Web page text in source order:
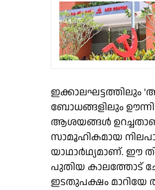
ഇക്കാലഘട്ടത്തിലും
ബോധങ്ങളിലും
ആശയങ്ങൾ
സാമൂഹികമായ
യാഥാർഥ്യമാണ്. ഈ
പുതിയ കാലത്തോട്
ഇടതുപക്ഷം മാറിയേ